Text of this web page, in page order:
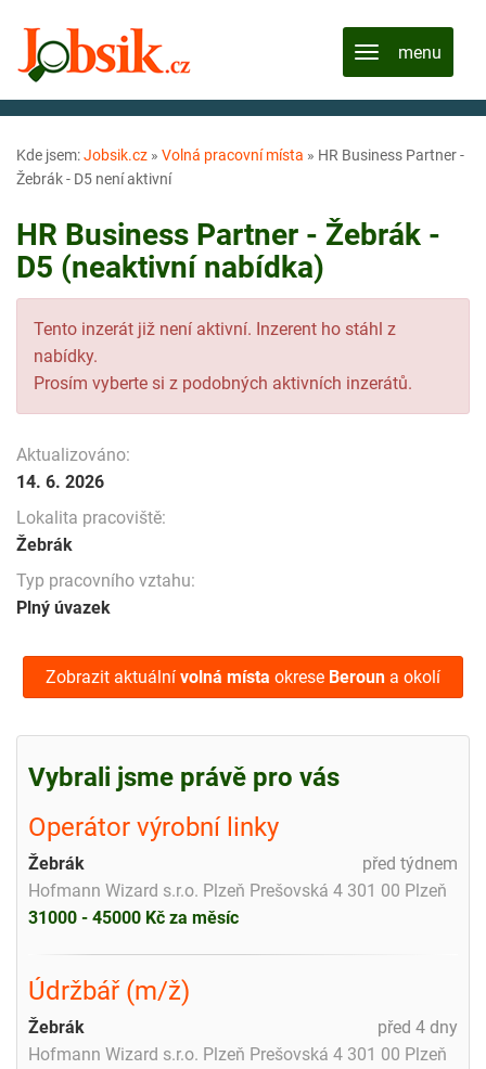
Kde jsem:Jobsik.cz » Volná pracovní místa » HR Business Partner -
Žebrák - D5 není aktivní
HR Business Partner - Žebrák -
D5 (neaktivní nabídka)
Tento inzerát již není aktivní. Inzerent ho stáhl z
nabídky.
Prosím vyberte si z podobných aktivních inzerátů.
Aktualizováno:
14. 6. 2026
Lokalita pracoviště:
Žebrák
Typ pracovního vztahu:
Plný úvazek
Zobrazit aktuální volná místa okrese Beroun a okolí
Vybrali jsme právě pro vás
Operátor výrobní linky
před týdnem
Žebrák
Hofmann Wizard s.r.o. Plzeň Prešovská 4 301 00 Plzeň
31000 - 45000 Kč za měsíc
Údržbář (m/ž)
před 4 dny
Žebrák
Hofmann Wizard s.r.o. Plzeň Prešovská 4 301 00 Plzeň